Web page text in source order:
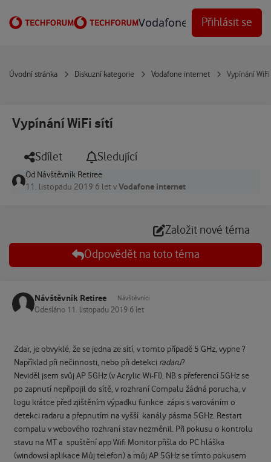
Vodafone Techforum
Přihlásit se
Úvodní stránka Diskuzní kategorie Vodafone internet Vypínání
Vypínání WiFi sítí
Sdílet Sledující
Od Návštěvník Retiree
11. listopadu 2019 6 let vVodafone internet
Založit nové téma
Odpovědět na toto téma
Návštěvník Retiree Návštěvníci
Odesláno 11. listopadu 2019 6 let
Zdar, je obvyklé, že se jedna ze sítí, v tomto případě 5 GHz, vypne ?
Například při nečinnosti, nebo při detekci radaru?
Neviděl jsem svůj AP 5GHz (v Acrylic Wi-FI), NB s přeferencí 5GHz se
po zapnutí nepřipojil do sítě, v rozhraní Compalu žádná porucha, v
logu krátce před zjištěním výpadku funkce zápis s varováním o
detekci radaru a přepnutím na vyšší kanály pásma 5GHz. Restart
compalu v webového rozhraní stav nezměnil. Při pokusu o kontrolu
stavu na MT a spuštění app Wifi Monitor přišla do PC hláška
(windowsí aplikace Můj telefon) a můj AP 5GHz se tímto pokusem